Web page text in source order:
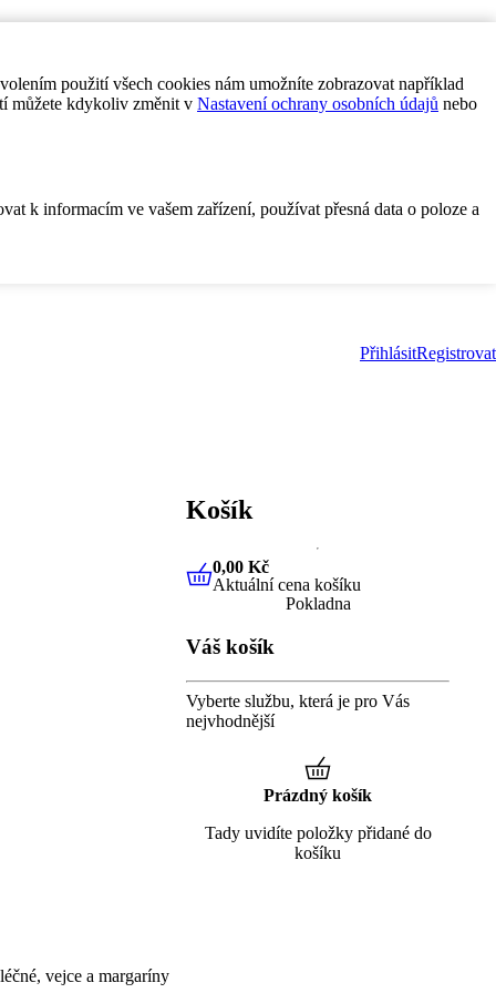
použití všech cookies nám umožníte zobrazovat například
můžete kdykoliv změnit v Nastavení ochrany osobních údajů nebo
k informacím ve vašem zařízení, používat přesná data o poloze a
PřihlásitRegistrovat
vejce a margaríny
Košík
0,00 KčAktuální cena košíku
0,00 Kč
Aktuální cena košíku
Pokladna
Váš košík
Vyberte službu, která je pro Vás
nejvhodnější
Prázdný košík
Tady uvidíte položky přidané do
košíku